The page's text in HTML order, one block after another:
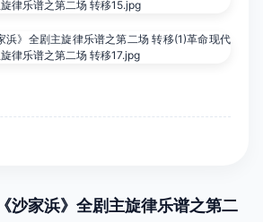
沙家浜》全剧主旋律乐谱之第二